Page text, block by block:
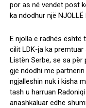
por as në vendet post
ka ndodhur një NJOLLË
E njolla e radhës është
cilit LDK-ja ka
Listën Serbe, se sa për
gjë ndodhi me
ngjalleshin nuk i kisha
tash u harruan
anashkaluar edhe